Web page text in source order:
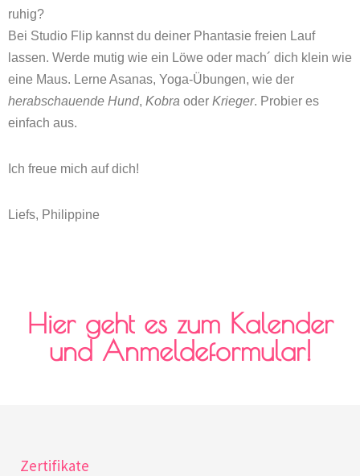
ruhig?
Bei Studio Flip kannst du deiner Phantasie freien Lauf
lassen. Werde mutig wie ein Löwe oder mach´ dich klein wie
eine Maus. Lerne Asanas, Yoga-Übungen, wie der
herabschauende Hund, Kobra oder Krieger. Probier es
einfach aus.
Ich freue mich auf dich!
Liefs, Philippine
Hier geht es zum Kalender
und Anmeldeformular!
Zertifikate